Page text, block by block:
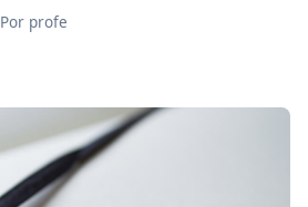
Por profe